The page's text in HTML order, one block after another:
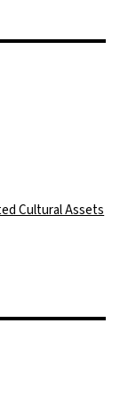
Cultural Assets